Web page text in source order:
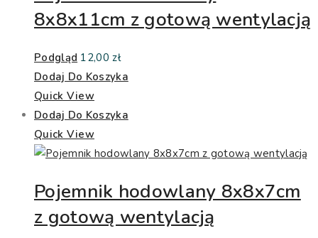
8x8x11cm z gotową wentylacją
Podgląd 12,00zł
Dodaj Do Koszyka
Quick View
Dodaj Do Koszyka
Quick View
Pojemnik hodowlany 8x8x7cm
z gotową wentylacją